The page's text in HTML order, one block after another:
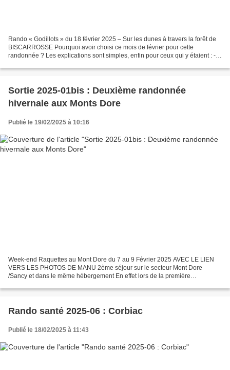
Rando « Godillots » du 18 février 2025 – Sur les dunes à travers la forêt de
BISCARROSSE Pourquoi avoir choisi ce mois de février pour cette
randonnée ? Les explications sont simples, enfin pour ceux qui y étaient : -
Sortie 2025-01bis : Deuxième randonnée
hivernale aux Monts Dore
Publié le 19/02/2025 à 10:16
Week-end Raquettes au Mont Dore du 7 au 9 Février 2025 AVEC LE LIEN
VERS LES PHOTOS DE MANU 2ème séjour sur le secteur Mont Dore
/Sancy et dans le même hébergement En effet lors de la première
Rando santé 2025-06 : Corbiac
Publié le 18/02/2025 à 11:43